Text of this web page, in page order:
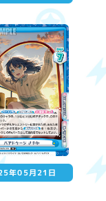
年05月21日